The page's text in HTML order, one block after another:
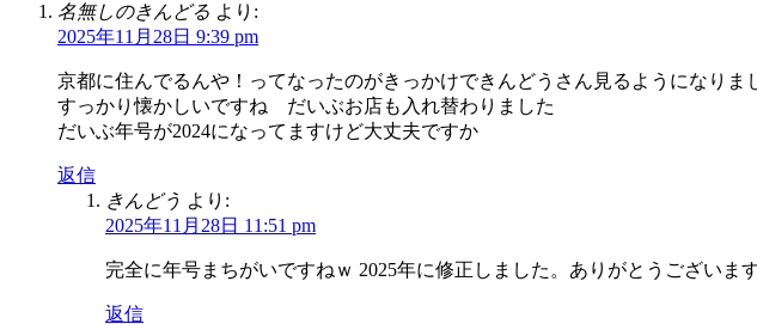
名無しのきんどる より:
2025年11月28日 9:39 pm
京都に住んでるんや！ってなったのがきっかけできんどうさん見るようになりま
すっかり懐かしいですね だいぶお店も入れ替わりました
だいぶ年号が2024になってますけど大丈夫ですか
返信
きんどう より:
2025年11月28日 11:51 pm
完全に年号まちがいですねｗ 2025年に修正しました。ありがとうございます
返信